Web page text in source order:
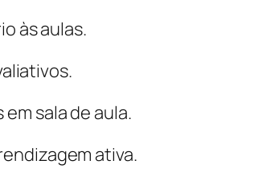
às aulas.
sala de aula.
ativa.